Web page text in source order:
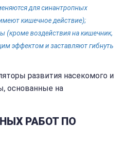
для синантропных
кишечное действие);
(кроме воздействия на кишечник,
эффектом и заставляют гибнуть
развития насекомого и
основанные на
РАБОТ ПО